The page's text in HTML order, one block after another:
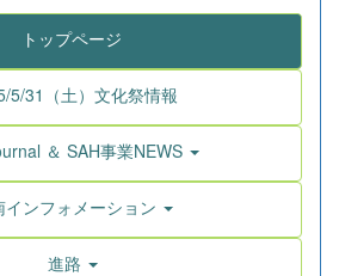
トップページ
5/31（土）文化祭情報
＆ SAH事業NEWS
インフォメーション
進路